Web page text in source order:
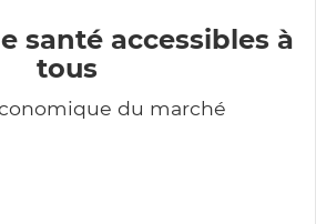
santé accessibles à
tous
du marché